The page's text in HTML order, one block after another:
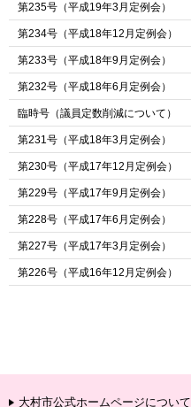
第235号（平成19年3月定例会）
第234号（平成18年12月定例会）
第233号（平成18年9月定例会）
第232号（平成18年6月定例会）
臨時号（議員定数削減について）
第231号（平成18年3月定例会）
第230号（平成17年12月定例会）
第229号（平成17年9月定例会）
第228号（平成17年6月定例会）
第227号（平成17年3月定例会）
第226号（平成16年12月定例会）
大村市公式ホームページについて